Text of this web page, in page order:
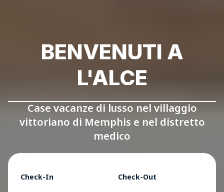
BENVENUTI A
L'ALCE
Case vacanze di lusso nel villaggio
vittoriano di Memphis e nel distretto
medico
Check-In Check-Out